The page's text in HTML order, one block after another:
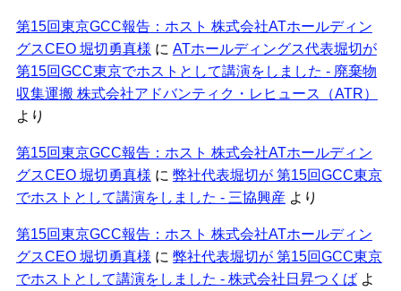
第15回東京GCC報告：ホスト 株式会社ATホールディン
グスCEO 堀切勇真様 に ATホールディングス代表堀切が
第15回GCC東京でホストとして講演をしました - 廃棄物
収集運搬 株式会社アドバンティク・レヒュース（ATR）
より
第15回東京GCC報告：ホスト 株式会社ATホールディン
グスCEO 堀切勇真様 に 弊社代表堀切が 第15回GCC東京
でホストとして講演をしました - 三協興産より
第15回東京GCC報告：ホスト 株式会社ATホールディン
グスCEO 堀切勇真様 に 弊社代表堀切が 第15回GCC東京
でホストとして講演をしました - 株式会社日昇つくばよ